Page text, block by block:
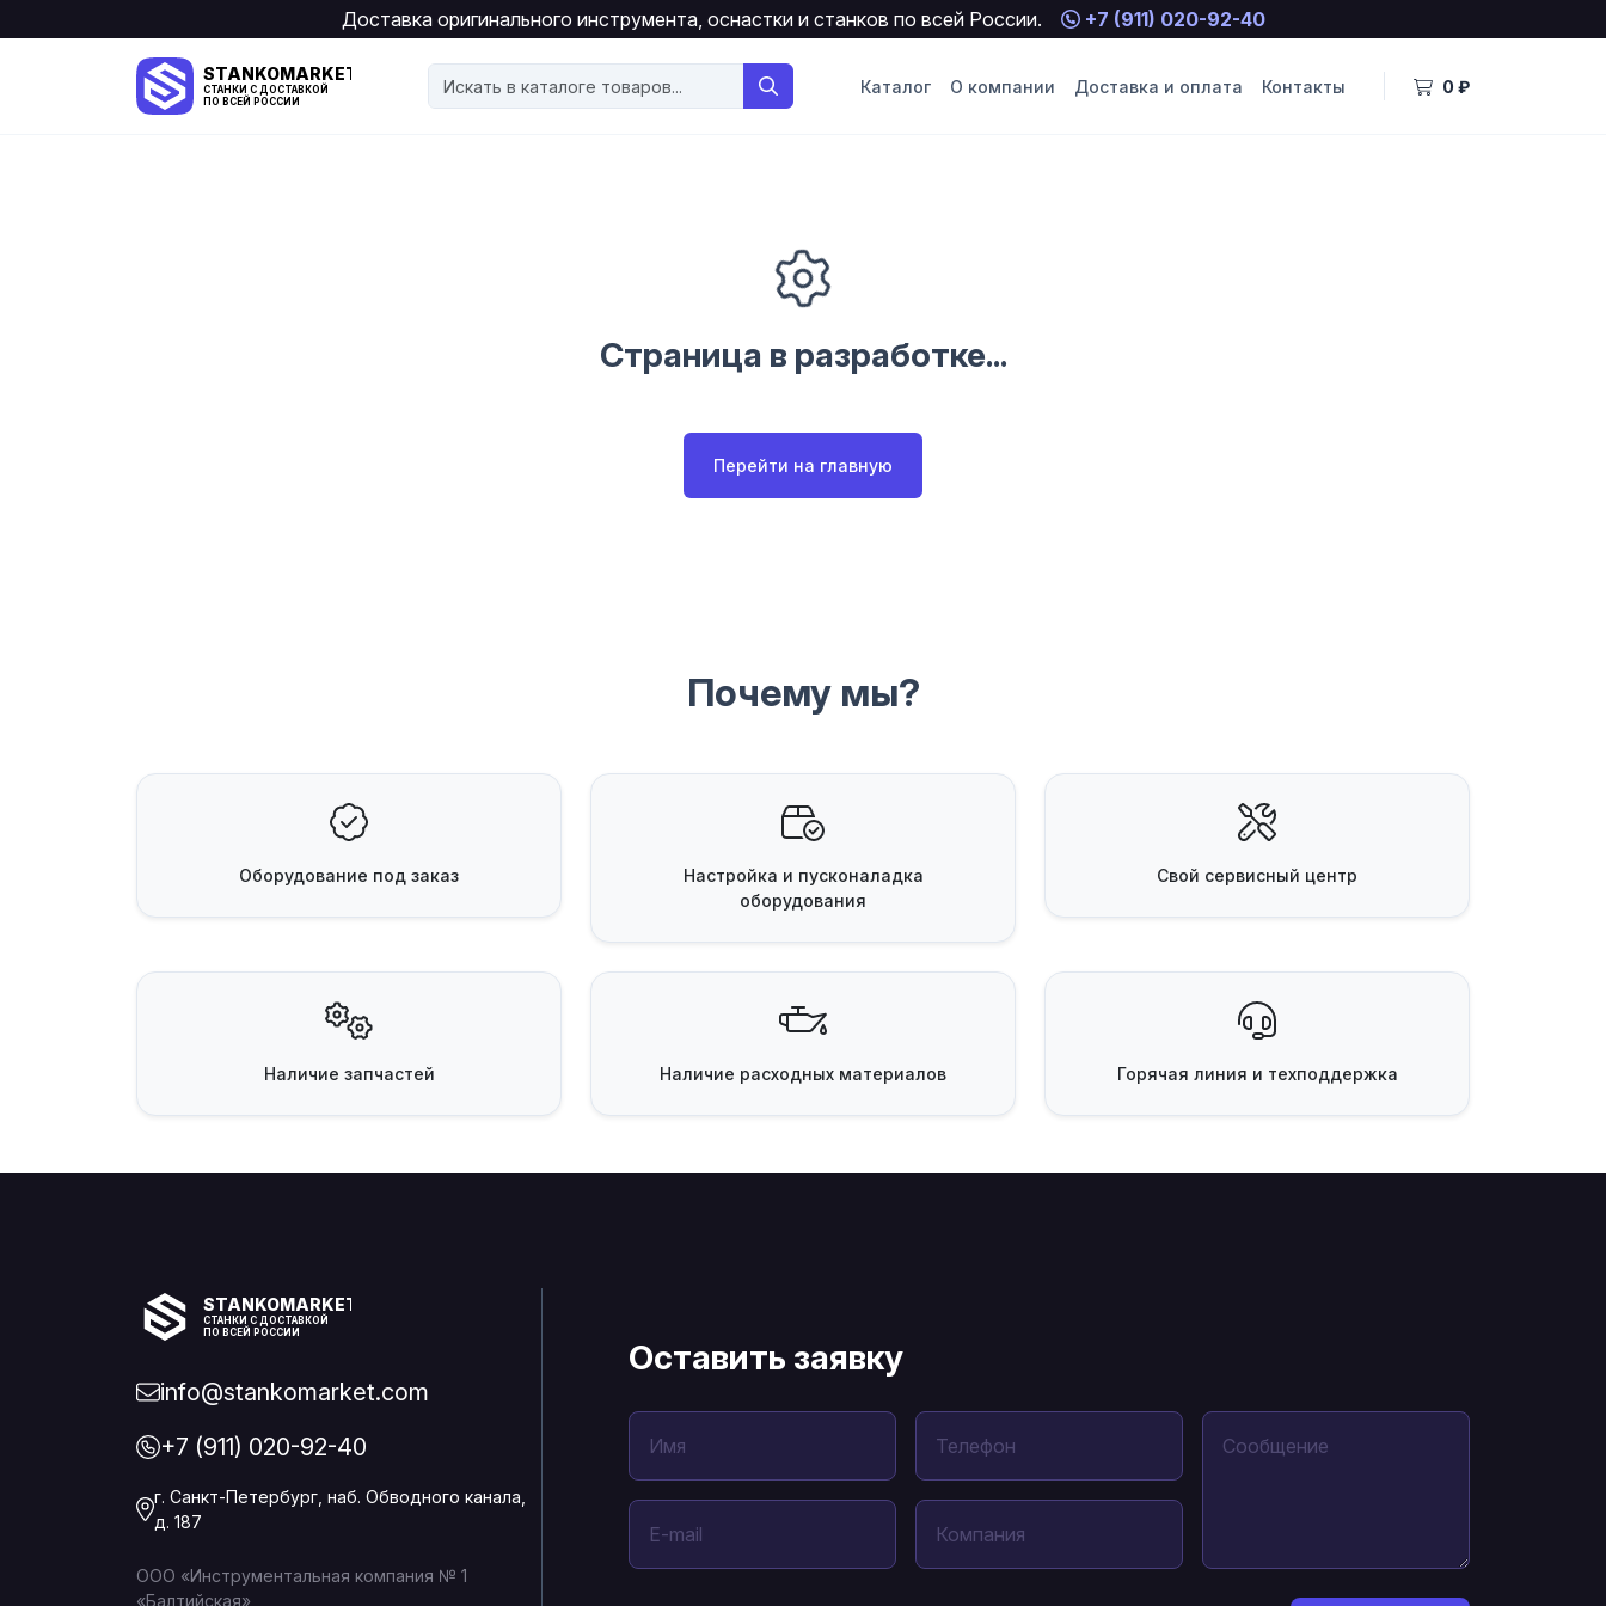
Доставка оригинального инструмента, оснастки и станков по всей России. +7 (911) 020-92-40
STANKOMARKET
СТАНКИ С ДОСТАВКОЙ
ПО ВСЕЙ РОССИИ
Каталог О компании Доставка и оплата Контакты 0 ₽
Страница в разработке...
Перейти на главную
Почему мы?
Оборудование под заказ
Настройка и пусконаладка
оборудования
Свой сервисный центр
Наличие запчастей Наличие расходных материалов Горячая линия и техподдержка
STANKOMARKET
СТАНКИ С ДОСТАВКОЙ
ПО ВСЕЙ РОССИИ
info@stankomarket.com
+7 (911) 020-92-40
г. Санкт-Петербург, наб. Обводного канала,
д. 187
ООО «Инструментальная компания № 1
«Балтийская»
Оставить заявку